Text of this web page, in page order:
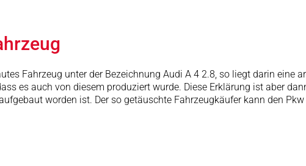
Fahrzeug unter der Bezeichnung Audi A 4 2.8, so liegt darin eine
es auch von diesem produziert wurde. Diese Erklärung ist aber
worden ist. Der so getäuschte Fahrzeugkäufer kann den